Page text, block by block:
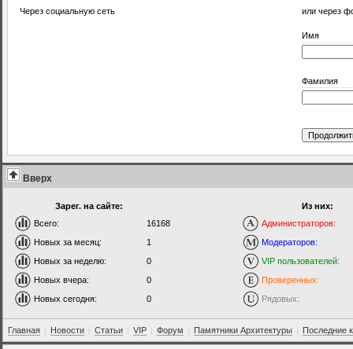
Через социальную сеть или через
Имя
Фамилия
Вверх
Зарег. на сайте:
Всего:
16168
Новых за месяц:
1
Новых за неделю:
0
Новых вчера:
0
Новых сегодня:
0
Из них:
Администраторов:
Модераторов:
VIP пользователей:
Проверенных:
Рядовых:
Главная | Новости | Статьи | VIP | Форум | Памятники Архитектуры | Последние